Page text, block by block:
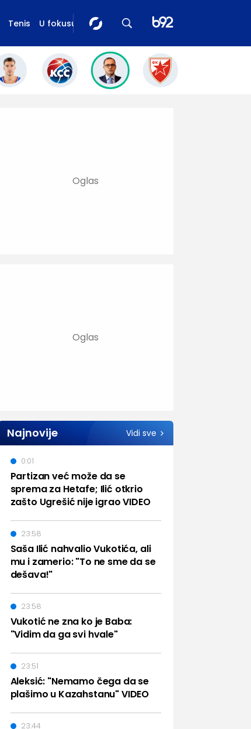
Tenis U fokusu
Najnovije Vidi sve
Partizan već može da se
sprema za Hetafe; Ilić otkrio
zašto Ugrešić nije igrao VIDEO
0:01
Saša Ilić nahvalio Vukotića, ali
mu i zamerio: "To ne sme da se
dešava!"
23:58
Vukotić ne zna ko je Baba:
"Vidim da ga svi hvale"
23:58
Aleksić: "Nemamo čega da se
plašimo u Kazahstanu" VIDEO
23:51
23:44